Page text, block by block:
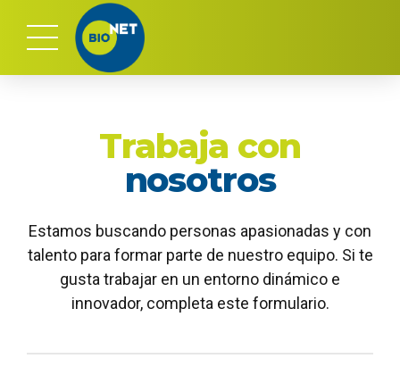
Trabaja con
nosotros
Estamos buscando personas apasionadas y con
talento para formar parte de nuestro equipo. Si te
gusta trabajar en un entorno dinámico e
innovador, completa este formulario.